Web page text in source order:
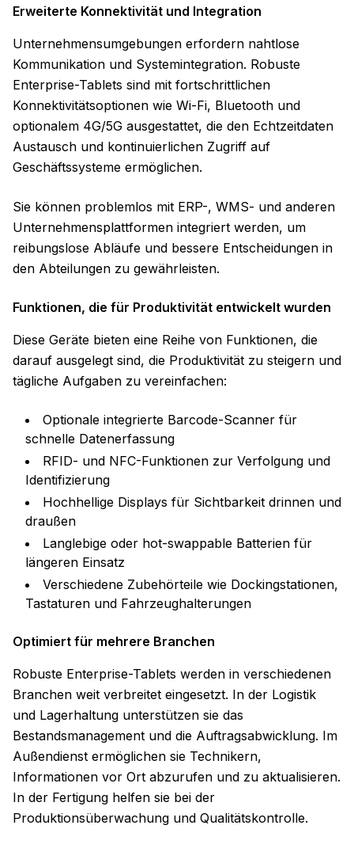
Erweiterte Konnektivität und Integration
Unternehmensumgebungen erfordern nahtlose
Kommunikation und Systemintegration. Robuste
Enterprise-Tablets sind mit fortschrittlichen
Konnektivitätsoptionen wie Wi-Fi, Bluetooth und
optionalem 4G/5G ausgestattet, die den Echtzeitdaten
Austausch und kontinuierlichen Zugriff auf
Geschäftssysteme ermöglichen.
Sie können problemlos mit ERP-, WMS- und anderen
Unternehmensplattformen integriert werden, um
reibungslose Abläufe und bessere Entscheidungen in
den Abteilungen zu gewährleisten.
Funktionen, die für Produktivität entwickelt wurden
Diese Geräte bieten eine Reihe von Funktionen, die
darauf ausgelegt sind, die Produktivität zu steigern und
tägliche Aufgaben zu vereinfachen:
Optionale integrierte Barcode-Scanner für
schnelle Datenerfassung
RFID- und NFC-Funktionen zur Verfolgung und
Identifizierung
Hochhellige Displays für Sichtbarkeit drinnen und
draußen
Langlebige oder hot-swappable Batterien für
längeren Einsatz
Verschiedene Zubehörteile wie Dockingstationen,
Tastaturen und Fahrzeughalterungen
Optimiert für mehrere Branchen
Robuste Enterprise-Tablets werden in verschiedenen
Branchen weit verbreitet eingesetzt. In der Logistik
und Lagerhaltung unterstützen sie das
Bestandsmanagement und die Auftragsabwicklung. Im
Außendienst ermöglichen sie Technikern,
Informationen vor Ort abzurufen und zu aktualisieren.
In der Fertigung helfen sie bei der
Produktionsüberwachung und Qualitätskontrolle.